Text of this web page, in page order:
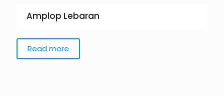
Amplop Lebaran
Read more